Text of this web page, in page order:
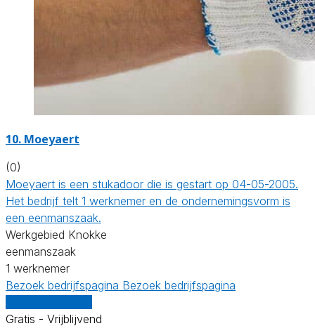
10. Moeyaert
(0)
Moeyaert is een stukadoor die is gestart op 04-05-2005.
Het bedrijf telt 1 werknemer en de ondernemingsvorm is
een eenmanszaak.
Werkgebied Knokke
eenmanszaak
1 werknemer
Bezoek bedrijfspagina Bezoek bedrijfspagina
Gratis - Vrijblijvend